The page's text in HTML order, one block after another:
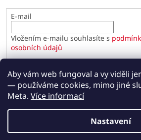
Aby vám web fungoval a vy viděli
— používáme cookies, mimo jiné
Meta. Více informací
Nastavení
E-mail
Vložením e-mailu souhlasíte s
osobních údajů
PŘIHLÁSIT SE